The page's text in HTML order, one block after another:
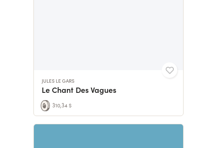
JULES LE GARS
Le Chant Des Vagues
310,34 $